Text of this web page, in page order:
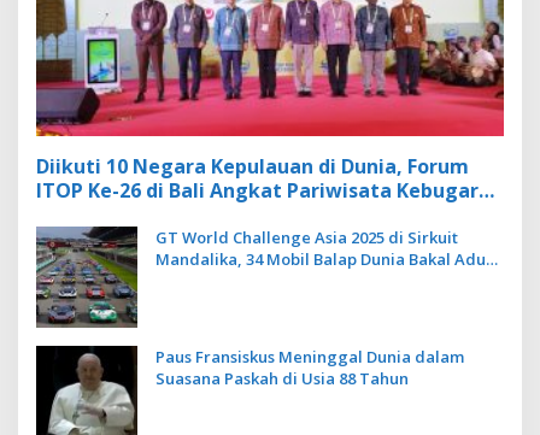
Diikuti 10 Negara Kepulauan di Dunia, Forum
ITOP Ke-26 di Bali Angkat Pariwisata Kebugaran
GT World Challenge Asia 2025 di Sirkuit
Mandalika, 34 Mobil Balap Dunia Bakal Adu
Paus Fransiskus Meninggal Dunia dalam
Suasana Paskah di Usia 88 Tahun